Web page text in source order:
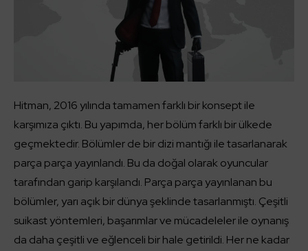
Hitman, 2016 yılında tamamen farklı bir konsept ile
karşımıza çıktı. Bu yapımda, her bölüm farklı bir ülkede
geçmektedir. Bölümler de bir dizi mantığı ile tasarlanarak
parça parça yayınlandı. Bu da doğal olarak oyuncular
tarafından garip karşılandı. Parça parça yayınlanan bu
bölümler, yarı açık bir dünya şeklinde tasarlanmıştı. Çeşitli
suikast yöntemleri, başarımlar ve mücadeleler ile oynanış
da daha çeşitli ve eğlenceli bir hale getirildi. Her ne kadar